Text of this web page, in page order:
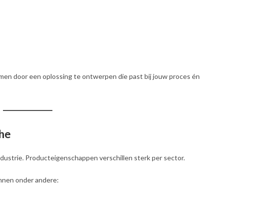
door een oplossing te ontwerpen die past bij jouw proces én
Producteigenschappen verschillen sterk per sector.
onder andere: